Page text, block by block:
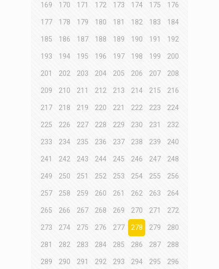
169 170 171 172 173 174 175 176
177 178 179 180 181 182 183 184
185 186 187 188 189 190 191 192
193 194 195 196 197 198 199 200
201 202 203 204 205 206 207 208
209 210 211 212 213 214 215 216
217 218 219 220 221 222 223 224
225 226 227 228 229 230 231 232
233 234 235 236 237 238 239 240
241 242 243 244 245 246 247 248
249 250 251 252 253 254 255 256
257 258 259 260 261 262 263 264
265 266 267 268 269 270 271 272
273 274 275 276 277 278 279 280
281 282 283 284 285 286 287 288
289 290 291 292 293 294 295 296